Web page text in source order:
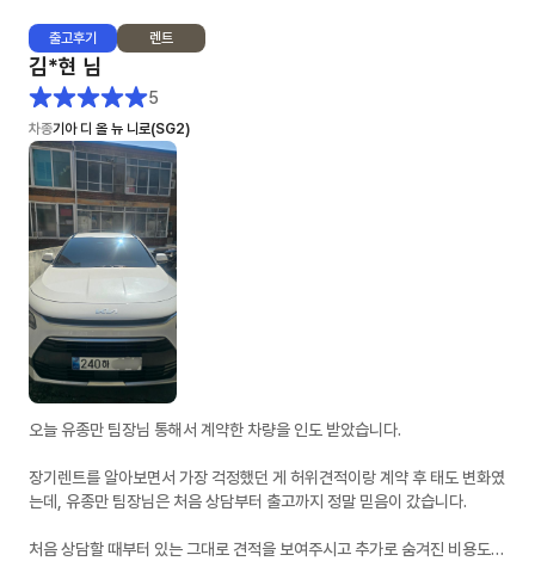
출고후기 렌트
김*현 님
5
차종기아 디 올 뉴 니로(SG2)
오늘 유종만 팀장님 통해서 계약한 차량을 인도 받았습니다.
장기렌트를 알아보면서 가장 걱정했던 게 허위견적이랑 계약 후 태도 변화였
는데, 유종만 팀장님은 처음 상담부터 출고까지 정말 믿음이 갔습니다.
처음 상담할 때부터 있는 그대로 견적을 보여주시고 추가로 숨겨진 비용도